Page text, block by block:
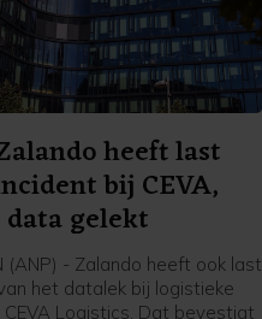
heeft last
bij CEVA,
gelekt
(ANP) - Zalando heeft ook last
het datalek bij logistieke
Logistics. Dat bevestigt